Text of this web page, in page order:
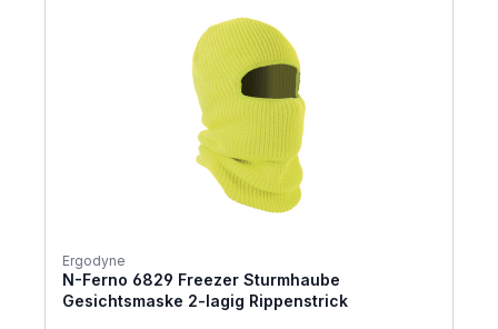
Ergodyne
N-Ferno 6829 Freezer Sturmhaube
Gesichtsmaske 2-lagig Rippenstrick